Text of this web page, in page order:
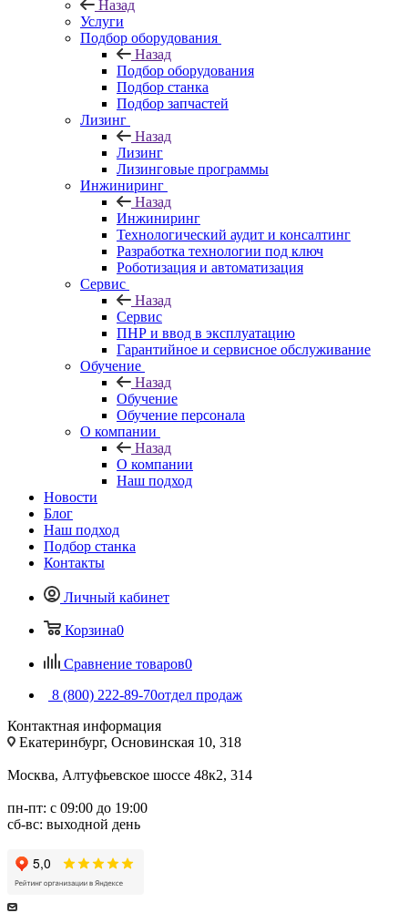
Назад
Услуги
Подбор оборудования
Назад
Подбор оборудования
Подбор станка
Подбор запчастей
Лизинг
Назад
Лизинг
Лизинговые программы
Инжиниринг
Назад
Инжиниринг
Технологический аудит и консалтинг
Разработка технологии под ключ
Роботизация и автоматизация
Сервис
Назад
Сервис
ПНР и ввод в эксплуатацию
Гарантийное и сервисное обслуживание
Обучение
Назад
Обучение
Обучение персонала
О компании
Назад
О компании
Наш подход
Новости
Блог
Наш подход
Подбор станка
Контакты
Личный кабинет
Корзина0
Сравнение товаров0
8 (800) 222-89-70отдел продаж
Контактная информация
Екатеринбург, Основинская 10, 318
Москва, Алтуфьевское шоссе 48к2, 314
пн-пт: с 09:00 до 19:00
сб-вс: выходной день